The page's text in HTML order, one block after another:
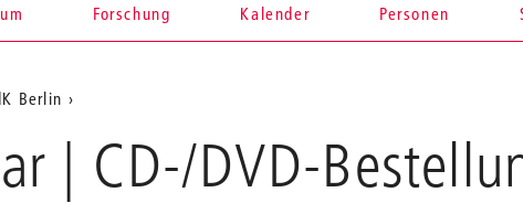
Forschung Kalender Personen
Berlin
| CD-/DVD-